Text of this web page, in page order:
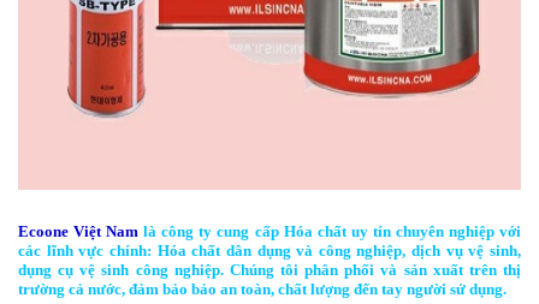
Ecoone Việt Nam là công ty cung cấp Hóa chất uy tín chuyên nghiệp với
các lĩnh vực chính: Hóa chất dân dụng và công nghiệp, dịch vụ vệ sinh,
dụng cụ vệ sinh công nghiệp. Chúng tôi phân phối và sản xuất trên thị
trường cả nước, đảm bảo bảo an toàn, chất lượng đến tay người sử dụng.